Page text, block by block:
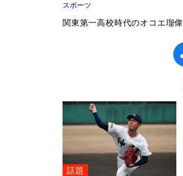
スポーツ
関東第一高校時代のオコエ瑠偉
話題